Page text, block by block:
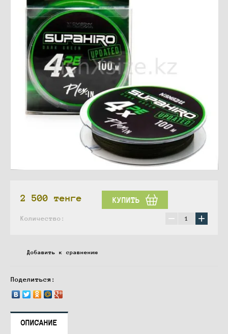
2 500 тенге КУПИТЬ
Количество: − +
Добавить к сравнению
Поделиться:
ОПИСАНИЕ